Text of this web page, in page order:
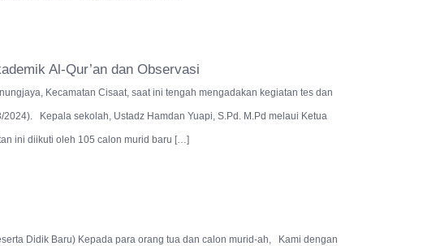
Al-Qur’an dan Observasi
Kecamatan Cisaat, saat ini tengah mengadakan kegiatan tes dan
Kepala sekolah, Ustadz Hamdan Yuapi, S.Pd. M.Pd melaui Ketua
ini diikuti oleh 105 calon murid baru […]
Didik Baru) Kepada para orang tua dan calon murid-ah, Kami dengan